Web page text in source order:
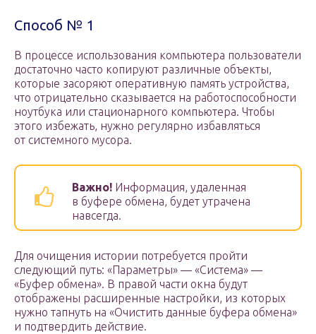
Способ № 1
В процессе использования компьютера пользователи
достаточно часто копируют различные объекты,
которые засоряют оперативную память устройства,
что отрицательно сказывается на работоспособности
ноутбука или стационарного компьютера. Чтобы
этого избежать, нужно регулярно избавляться
от системного мусора.
Важно! Информация, удаленная
в буфере обмена, будет утрачена
навсегда.
Для очищения истории потребуется пройти
следующий путь: «Параметры» — «Система» —
«Буфер обмена». В правой части окна будут
отображены расширенные настройки, из которых
нужно тапнуть на «Очистить данные буфера обмена»
и подтвердить действие.